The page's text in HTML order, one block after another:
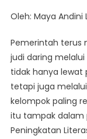
Oleh: Maya Andini
Pemerintah terus
judi daring
tidak hanya lewat
tetapi juga
kelompok paling
itu tampak dalam
Peningkatan